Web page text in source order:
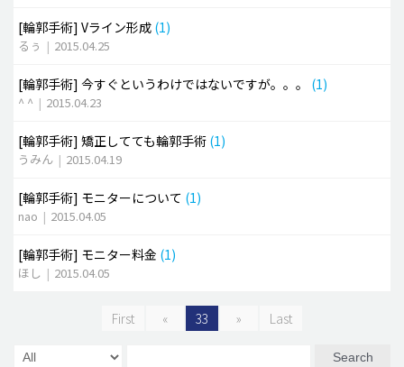
[輪郭手術] Vライン形成 (1)
るぅ | 2015.04.25
[輪郭手術] 今すぐというわけではないですが。。。 (1)
^ ^ | 2015.04.23
[輪郭手術] 矯正してても輪郭手術 (1)
うみん | 2015.04.19
[輪郭手術] モニターについて (1)
nao | 2015.04.05
[輪郭手術] モニター料金 (1)
ほし | 2015.04.05
First « 33 » Last
Search